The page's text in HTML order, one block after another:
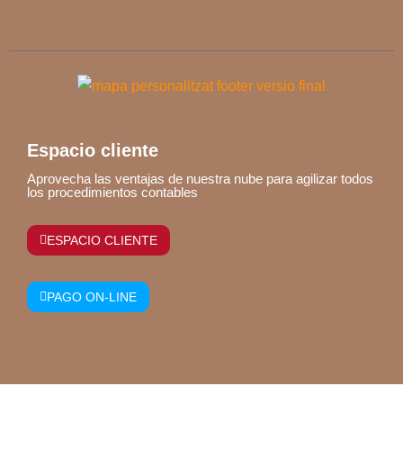
Espacio cliente
Aprovecha las ventajas de nuestra nube para agilizar todos
los procedimientos contables
ESPACIO CLIENTE
PAGO ON-LINE